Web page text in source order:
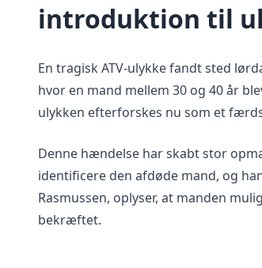
introduktion til
En tragisk ATV-ulykke fandt sted
hvor en mand mellem 30 og 40 år
ulykken efterforskes nu som et
Denne hændelse har skabt stor
identificere den afdøde mand, og
Rasmussen, oplyser, at manden
bekræftet.